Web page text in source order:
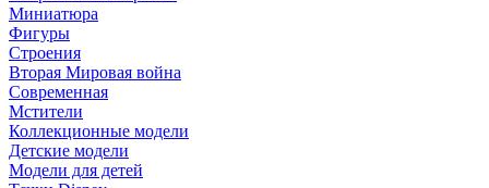
Миниатюра
Фигуры
Строения
Вторая Мировая война
Современная
Мстители
Коллекционные модели
Детские модели
Модели для детей